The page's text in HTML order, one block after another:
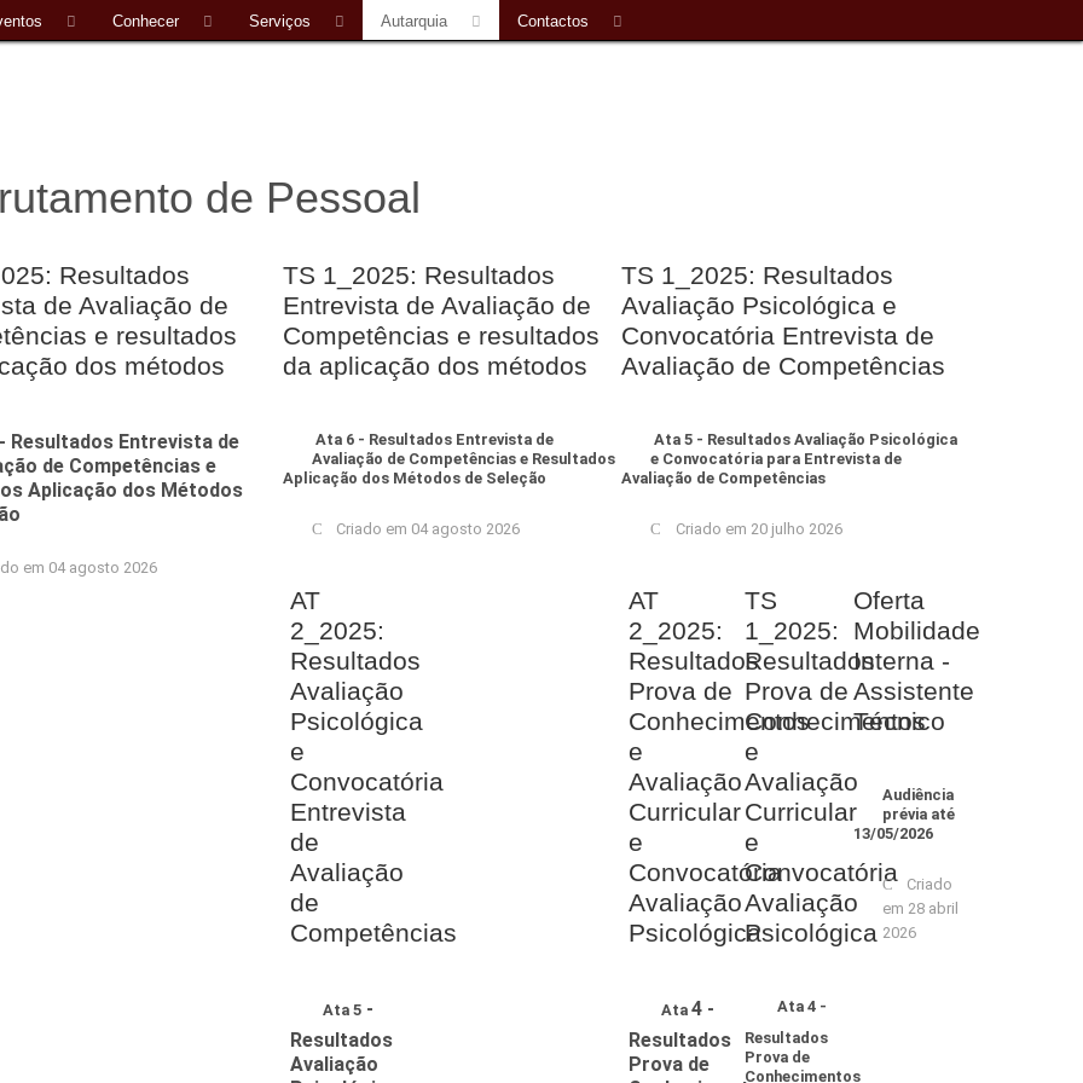
Conhecer Serviços Autarquia Contactos
de Pessoal
Resultados
de Avaliação de
e resultados
dos métodos
Resultados Entrevista de
de Competências e
Aplicação dos Métodos
em 04 agosto 2026
TS 1_2025: Resultados
Entrevista de Avaliação de
Competências e resultados
da aplicação dos métodos
Ata 6 - Resultados Entrevista de
Avaliação de Competências e Resultados
Aplicação dos Métodos de Seleção
Criado em 04 agosto 2026
AT
2_2025:
Resultados
Avaliação
Psicológica
e
Convocatória
Entrevista
de
Avaliação
de
Competências
Ata 5-
Resultados
Avaliação
TS 1_2025: Resultados
Avaliação Psicológica e
Convocatória Entrevista de
Avaliação de Competências
Ata 5 - Resultados Avaliação Psicológica
e Convocatória para Entrevista de
Avaliação de Competências
Criado em 20 julho 2026
AT
2_2025:
Resultados
Prova de
Conhecimentos
e
Avaliação
Curricular
e
Convocatória
Avaliação
Psicológica
Ata4 -
Resultados
Prova de
TS
1_2025:
Resultados
Prova de
Conhecimentos
e
Avaliação
Curricular
e
Convocatória
Avaliação
Psicológica
Ata 4 -
Resultados
Prova de
Conhecimentos
Oferta
Mobilidade
Interna -
Assistente
Técnico
Audiência
prévia até
13/05/2026
Criado
em 28 abril
2026